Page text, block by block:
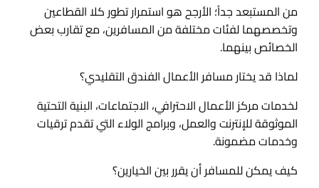
من المستبعد جداً؛ الأرجح هو استمرار تطور كلا القطاعين
وتخصصهما لفئات مختلفة من المسافرين، مع تقارب بعض
الخصائص بينهما.
لماذا قد يختار مسافر الأعمال الفندق التقليدي؟
لخدمات مركز الأعمال الاحترافي، الاجتماعات، البنية التحتية
الموثوقة للإنترنت والعمل، وبرامج الولاء التي تقدم ترقيات
وخدمات مضمونة.
كيف يمكن للمسافر أن يقرر بين الخيارين؟